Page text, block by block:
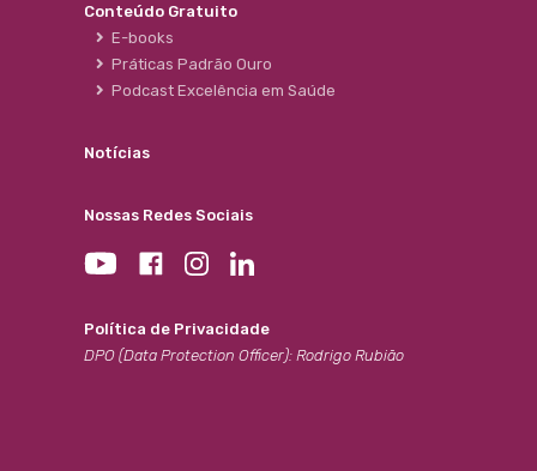
Conteúdo Gratuito
E-books
Práticas Padrão Ouro
Podcast Excelência em Saúde
Notícias
Nossas Redes Sociais
Política de Privacidade
DPO (Data Protection Officer): Rodrigo Rubião